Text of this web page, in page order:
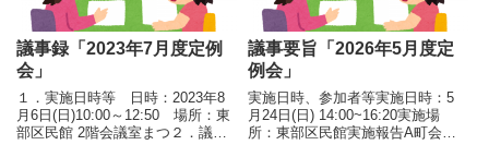
議事録「2023年7月度定例
会」
１．実施日時等 日時：2023年8
月6日(日)10:00～12:50 場所：東
部区民館 2階会議室まつ２．議
議事要旨「2026年5月度定
例会」
実施日時、参加者等実施日時：5
月24日(日) 14:00~16:20実施場
所：東部区民館実施報告A町会防